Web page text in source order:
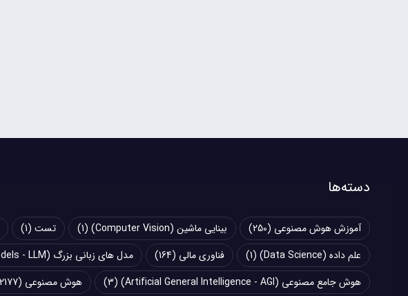
دسته‌ها
آموزش هوش مصنوعی (250) بینایی ماشین (Computer Vision) (1) تست (1)
علم داده (Data Science)
(1) فناوری مالی (164) مدل های زبانی بزرگ (Large Language Models - LLM)
هوش جامع مصنوعی (Artificial General Intelligence - AGI)
(3) هوش مصنوعی (2177)